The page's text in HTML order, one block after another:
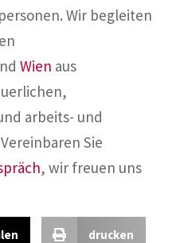
Wir begleiten
Wien aus
arbeits- und
Sie
, wir freuen uns
drucken